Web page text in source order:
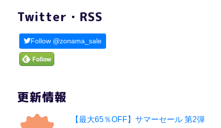
Twitter・RSS
Follow @zonama_sale
更新情報
【最大65％OFF】サマーセール 第2弾